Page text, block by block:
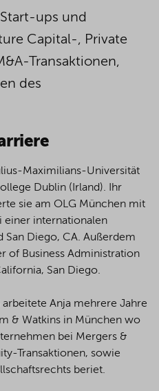
ups und
Capital-, Private
Transaktionen,
des
Maximilians-Universität
Dublin (Irland). Ihr
sie am OLG München mit
einer internationalen
San Diego, CA. Außerdem
of Business Administration
San Diego.
Anja mehrere Jahre
& Watkins in München wo
bei Mergers &
Transaktionen, sowie
beriet.